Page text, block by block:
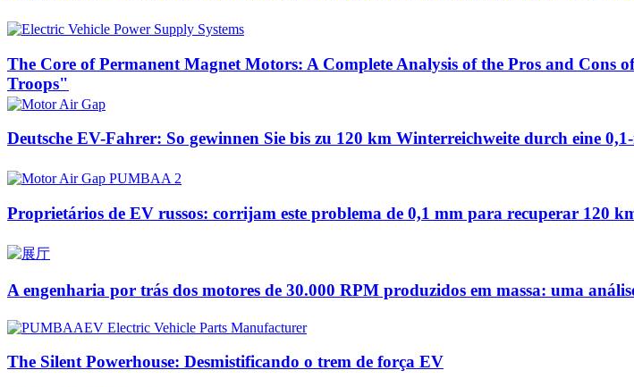
The Core of Permanent Magnet Motors: A Complete Analysis of the Pros and
Troops"
Deutsche EV-Fahrer: So gewinnen Sie bis zu 120 km Winterreichweite durch eine
Proprietários de EV russos: corrijam este problema de 0,1 mm para recuperar 120
A engenharia por trás dos motores de 30.000 RPM produzidos em massa: uma
The Silent Powerhouse: Desmistificando o trem de força EV